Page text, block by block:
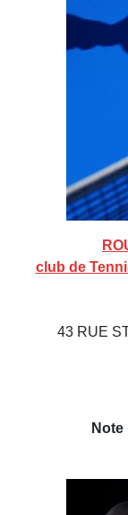
club de
43 RUE
Note